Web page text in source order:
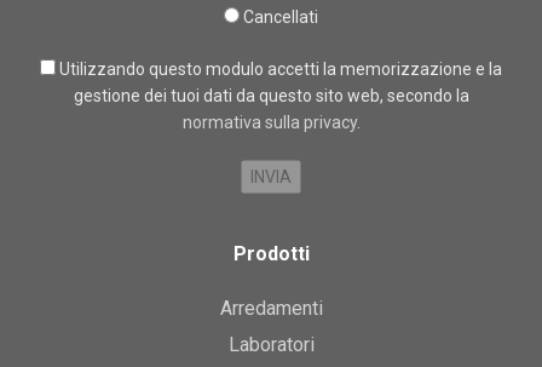
Cancellati
Utilizzando questo modulo accetti la memorizzazione e la
gestione dei tuoi dati da questo sito web, secondo la
normativa sulla privacy.
Prodotti
Arredamenti
Laboratori